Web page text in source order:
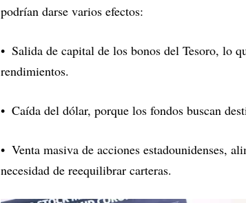
podrían darse varios efectos:
Salida de capital de los bonos del Tesoro, lo
rendimientos.
Caída del dólar, porque los fondos buscan
Venta masiva de acciones estadounidenses,
necesidad de reequilibrar carteras.